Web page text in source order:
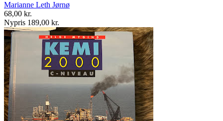
Marianne Leth Jørnø
68,00 kr.
Nypris 189,00 kr.